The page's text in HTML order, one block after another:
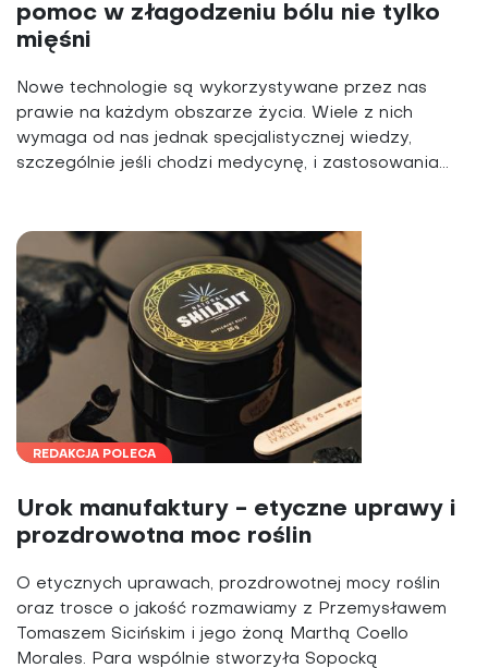
pomoc w złagodzeniu bólu nie tylko
mięśni
Nowe technologie są wykorzystywane przez nas
prawie na każdym obszarze życia. Wiele z nich
wymaga od nas jednak specjalistycznej wiedzy,
szczególnie jeśli chodzi medycynę, i zastosowania...
REDAKCJA POLECA
Urok manufaktury - etyczne uprawy i
prozdrowotna moc roślin
O etycznych uprawach, prozdrowotnej mocy roślin
oraz trosce o jakość rozmawiamy z Przemysławem
Tomaszem Sicińskim i jego żoną Marthą Coello
Morales. Para wspólnie stworzyła Sopocką